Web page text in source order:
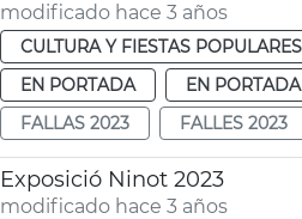
modificado hace 3 años
CULTURA Y FIESTAS POPULARES
EN PORTADA
EN
FALLAS 2023
FALLES 2023
Exposició Ninot 2023
modificado hace 3 años